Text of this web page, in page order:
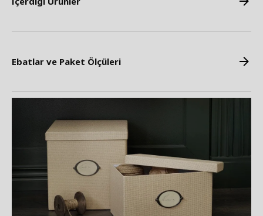
Ebatlar ve Paket Ölçüleri